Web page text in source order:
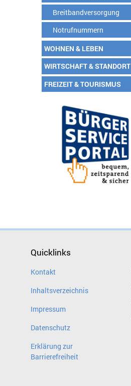
Breitbandversorgung
Notrufnummern
WOHNEN & LEBEN
WIRTSCHAFT & STANDORT
FREIZEIT & TOURISMUS
Quicklinks
Kontakt
Inhaltsverzeichnis
Impressum
Datenschutz
Erklärung zur
Barrierefreiheit